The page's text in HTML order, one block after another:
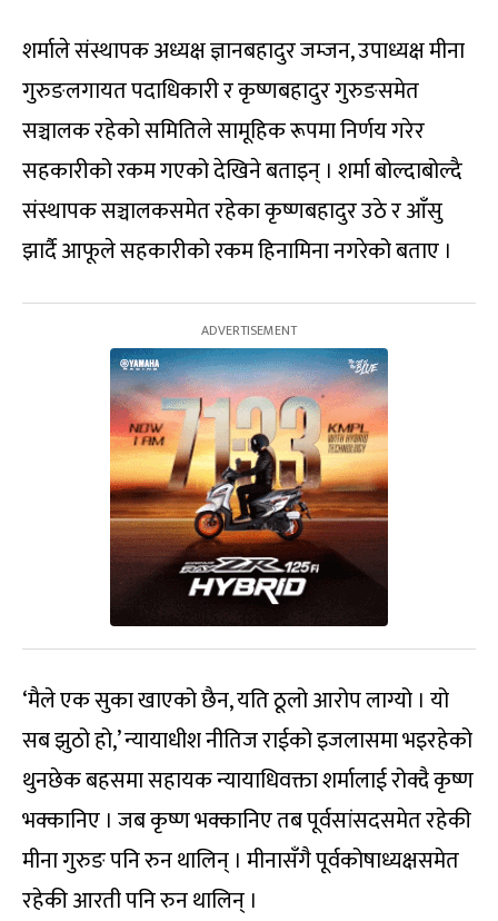
शर्माले संस्थापक अध्यक्ष ज्ञानबहादुर जम्जन, उपाध्यक्ष मीना
गुरुङलगायत पदाधिकारी र कृष्णबहादुर गुरुङसमेत
सञ्चालक रहेको समितिले सामूहिक रूपमा निर्णय गरेर
सहकारीको रकम गएको देखिने बताइन् । शर्मा बोल्दाबोल्दै
संस्थापक सञ्चालकसमेत रहेका कृष्णबहादुर उठे र आँसु
झार्दै आफूले सहकारीको रकम हिनामिना नगरेको बताए ।
‘मैले एक सुका खाएको छैन, यति ठूलो आरोप लाग्यो । यो
सब झुठो हो,’ न्यायाधीश नीतिज राईको इजलासमा भइरहेको
थुनछेक बहसमा सहायक न्यायाधिवक्ता शर्मालाई रोक्दै कृष्ण
भक्कानिए । जब कृष्ण भक्कानिए तब पूर्वसांसदसमेत रहेकी
मीना गुरुङ पनि रुन थालिन् । मीनासँगै पूर्वकोषाध्यक्षसमेत
रहेकी आरती पनि रुन थालिन् ।